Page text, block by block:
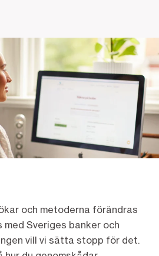
och metoderna förändras
med Sveriges banker och
vill vi sätta stopp för det.